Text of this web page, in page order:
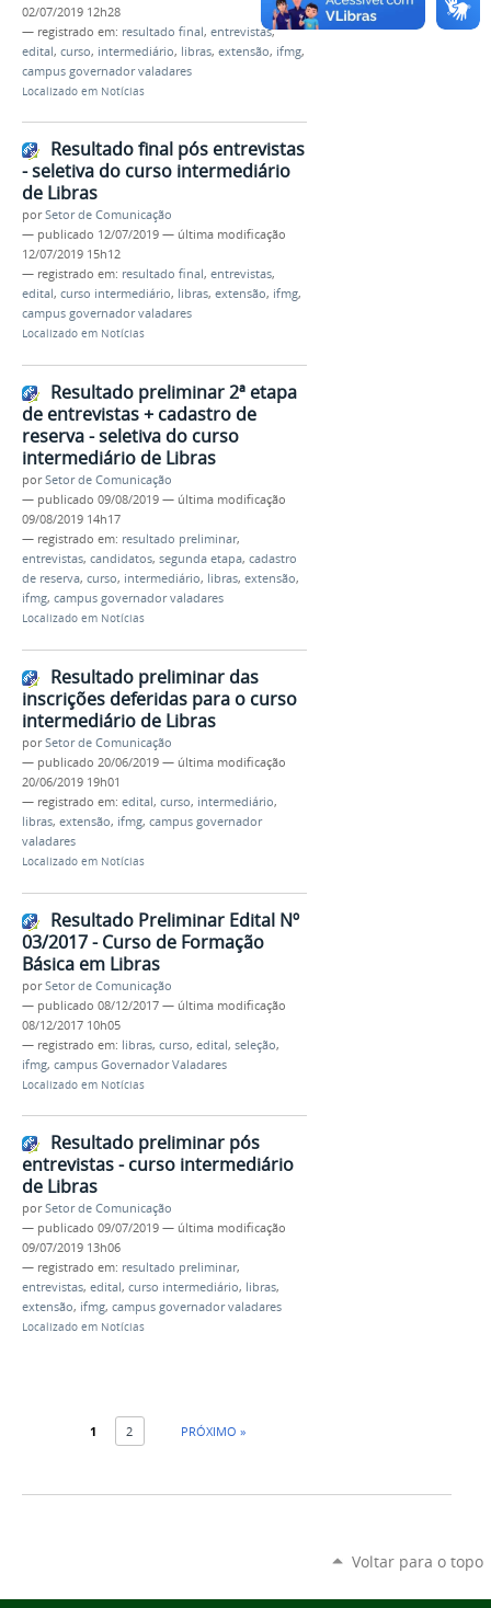
02/07/2019 12h28
— registrado em: resultado final, entrevistas,
edital, curso, intermediário, libras, extensão, ifmg,
campus governador valadares
Localizado em Notícias
Resultado final pós entrevistas
- seletiva do curso intermediário
de Libras
porSetor de Comunicação
— publicado 12/07/2019 — última modificação
12/07/2019 15h12
— registrado em: resultado final, entrevistas,
edital, curso intermediário, libras, extensão, ifmg,
campus governador valadares
Localizado em Notícias
Resultado preliminar 2ª etapa
de entrevistas + cadastro de
reserva - seletiva do curso
intermediário de Libras
porSetor de Comunicação
— publicado 09/08/2019 — última modificação
09/08/2019 14h17
— registrado em: resultado preliminar,
entrevistas, candidatos, segunda etapa, cadastro
de reserva, curso, intermediário, libras, extensão,
ifmg, campus governador valadares
Localizado em Notícias
Resultado preliminar das
inscrições deferidas para o curso
intermediário de Libras
porSetor de Comunicação
— publicado 20/06/2019 — última modificação
20/06/2019 19h01
— registrado em: edital, curso, intermediário,
libras, extensão, ifmg, campus governador
valadares
Localizado em Notícias
Resultado Preliminar Edital Nº
03/2017 - Curso de Formação
Básica em Libras
porSetor de Comunicação
— publicado 08/12/2017 — última modificação
08/12/2017 10h05
— registrado em: libras, curso, edital, seleção,
ifmg, campus Governador Valadares
Localizado em Notícias
Resultado preliminar pós
entrevistas - curso intermediário
de Libras
porSetor de Comunicação
— publicado 09/07/2019 — última modificação
09/07/2019 13h06
— registrado em: resultado preliminar,
entrevistas, edital, curso intermediário, libras,
extensão, ifmg, campus governador valadares
Localizado em Notícias
1 2 PRÓXIMO »
Voltar para o topo